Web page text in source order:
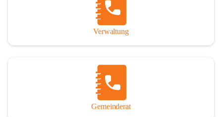
Verwaltung
Gemeinderat